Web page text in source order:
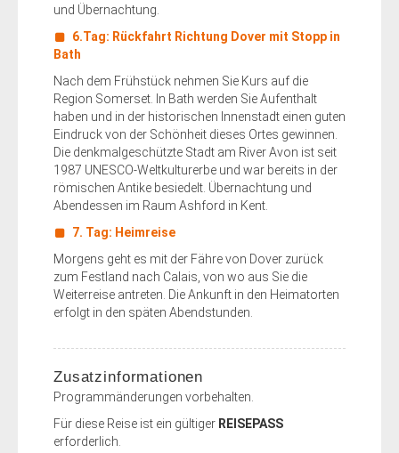
und Übernachtung.
6.Tag: Rückfahrt Richtung Dover mit Stopp in
Bath
Nach dem Frühstück nehmen Sie Kurs auf die
Region Somerset. In Bath werden Sie Aufenthalt
haben und in der historischen Innenstadt einen guten
Eindruck von der Schönheit dieses Ortes gewinnen.
Die denkmalgeschützte Stadt am River Avon ist seit
1987 UNESCO-Weltkulturerbe und war bereits in der
römischen Antike besiedelt. Übernachtung und
Abendessen im Raum Ashford in Kent.
7. Tag: Heimreise
Morgens geht es mit der Fähre von Dover zurück
zum Festland nach Calais, von wo aus Sie die
Weiterreise antreten. Die Ankunft in den Heimatorten
erfolgt in den späten Abendstunden.
Zusatzinformationen
Programmänderungen vorbehalten.
Für diese Reise ist ein gültiger REISEPASS
erforderlich.